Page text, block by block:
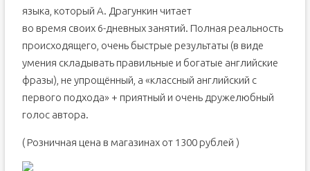
языка, который А. Драгункин читает
во время своих 6-дневных занятий. Полная реальность
происходящего, очень быстрые результаты (в виде
умения складывать правильные и богатые английские
фразы), не упрощённый, а «классный английский с
первого подхода» + приятный и очень дружелюбный
голос автора.
( Розничная цена в магазинах от 1300 рублей )